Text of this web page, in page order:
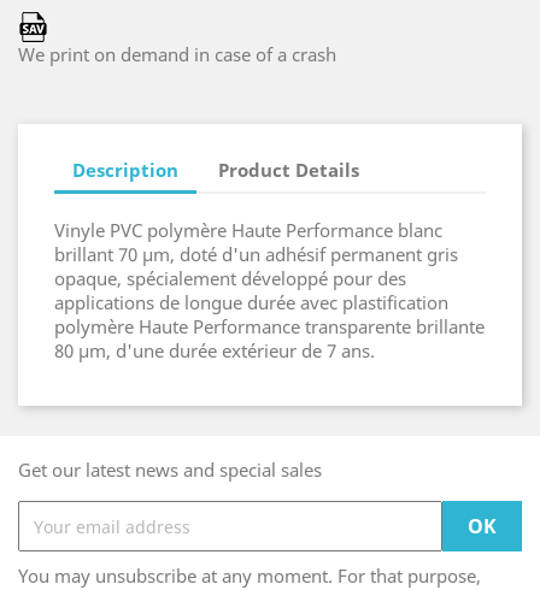
We print on demand in case of a crash
Description Product Details
Vinyle PVC polymère Haute Performance blanc
brillant 70 µm, doté d'un adhésif permanent gris
opaque, spécialement développé pour des
applications de longue durée avec plastification
polymère Haute Performance transparente brillante
80 µm, d'une durée extérieur de 7 ans.
Get our latest news and special sales
You may unsubscribe at any moment. For that purpose,